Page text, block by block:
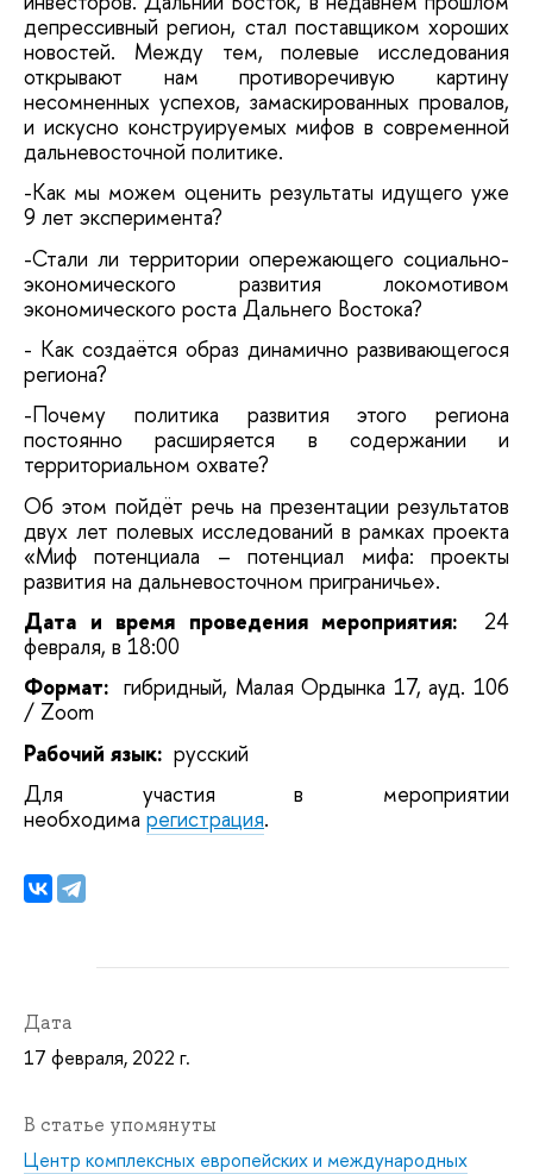
депрессивный регион, стал поставщиком хороших
новостей. Между тем, полевые исследования
открывают нам противоречивую картину
несомненных успехов, замаскированных провалов,
и искусно конструируемых мифов в современной
дальневосточной политике.
-Как мы можем оценить результаты идущего уже
9 лет эксперимента?
-Стали ли территории опережающего социально-
экономического развития локомотивом
экономического роста Дальнего Востока?
- Как создаётся образ динамично развивающегося
региона?
-Почему политика развития этого региона
постоянно расширяется в содержании и
территориальном охвате?
Об этом пойдёт речь на презентации результатов
двух лет полевых исследований в рамках проекта
«Миф потенциала – потенциал мифа: проекты
развития на дальневосточном приграничье».
Дата и время проведения мероприятия:
24
февраля, в 18:00
Формат: гибридный, Малая Ордынка 17, ауд. 106
/ Zoom
Рабочий язык: русский
Для участия в мероприятии
необходима регистрация.
Дата
17 февраля, 2022 г.
В статье упомянуты
Центр комплексных европейских и международных